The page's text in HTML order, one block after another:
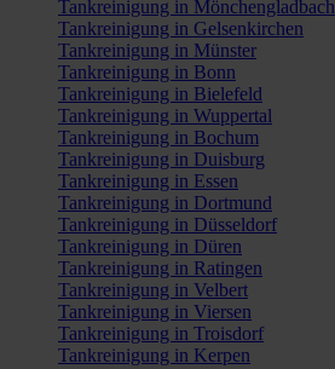
Tankreinigung in Mönchengladbach
Tankreinigung in Gelsenkirchen
Tankreinigung in Münster
Tankreinigung in Bonn
Tankreinigung in Bielefeld
Tankreinigung in Wuppertal
Tankreinigung in Bochum
Tankreinigung in Duisburg
Tankreinigung in Essen
Tankreinigung in Dortmund
Tankreinigung in Düsseldorf
Tankreinigung in Düren
Tankreinigung in Ratingen
Tankreinigung in Velbert
Tankreinigung in Viersen
Tankreinigung in Troisdorf
Tankreinigung in Kerpen